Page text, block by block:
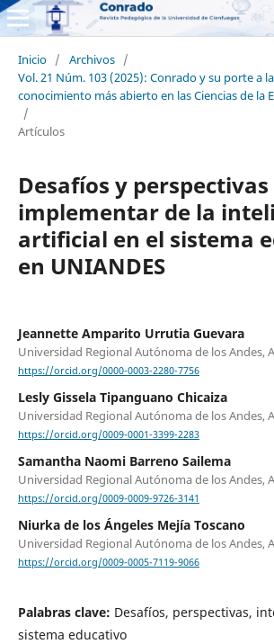
Inicio / Archivos /
Vol. 21 Núm. 103 (2025): Conrado y su porte a
conocimiento más abierto en las Ciencias de la
/
Artículos
Desafíos y perspectivas
implementar de la
artificial en el sistema
en UNIANDES
Jeannette Amparito Urrutia Guevara
Universidad Regional Autónoma de los Andes,
https://orcid.org/0000-0003-2280-7756
Lesly Gissela Tipanguano Chicaiza
Universidad Regional Autónoma de los Andes,
https://orcid.org/0009-0001-3399-2283
Samantha Naomi Barreno Sailema
Universidad Regional Autónoma de los Andes,
https://orcid.org/0009-0009-9726-3141
Niurka de los Ángeles Mejía Toscano
Universidad Regional Autónoma de los Andes,
https://orcid.org/0009-0005-7119-9066
Palabras clave: Desafíos, perspectivas,
sistema educativo